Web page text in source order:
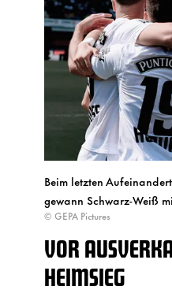
Beim letzten
gewann Schwarz-Weiß
© GEPA Pictures
VOR
HEIMSIEG